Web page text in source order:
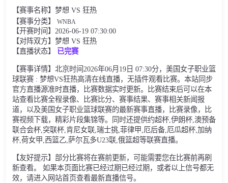
篮球速报
全球联赛
【赛事名称】梦想 VS 狂热
【赛事分类】 WNBA
【开赛时间】2026-06-19 07:30:00
【对阵双方】梦想 VS 狂热
【直播状态】
已完赛
【赛事详情】北京时间2026年06月19日 07:30分，美国女子职业篮
球联赛 : 梦想VS狂热高清在线直播，无插件观看比赛。本站同步
官方直播源准时直播，比赛数据实时更新。比赛结束后可以在本
站查看比赛全程录像、比赛比分、赛事结果、赛事相关新闻报
道，以及美国女子职业篮球联赛的最新赛事直播，比赛录像，比
赛视频下载，精彩片段集锦等。同时还提供约超杯,伊朗杯,澳预备
联合会杯,突联杯,肯尼女联,瑞士挑,菲律甲,厄后备,厄瓜超杯,加纳
杯,荷女甲,西篮乙,萨尔瓦多U23联,俄篮超等联赛直播。
【友好提示】部分比赛将在赛前更新，可能需要您在比赛前再刷
新查看。 如果本页面比赛已经过期已经过期，或者以上信号都无
效，请进入网站首页查看最新直播信号。